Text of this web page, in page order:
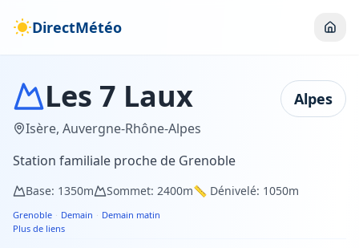
DirectMétéo
Les 7 Laux
Isère, Auvergne-Rhône-Alpes
Alpes
Station familiale proche de Grenoble
Base: 1350m Sommet: 2400m📏 Dénivelé: 1050m
Grenoble · Demain · Demain matin
Plus de liens